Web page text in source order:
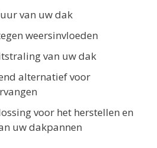
van uw dak
weersinvloeden
van uw dak
alternatief voor
voor het herstellen en
uw dakpannen